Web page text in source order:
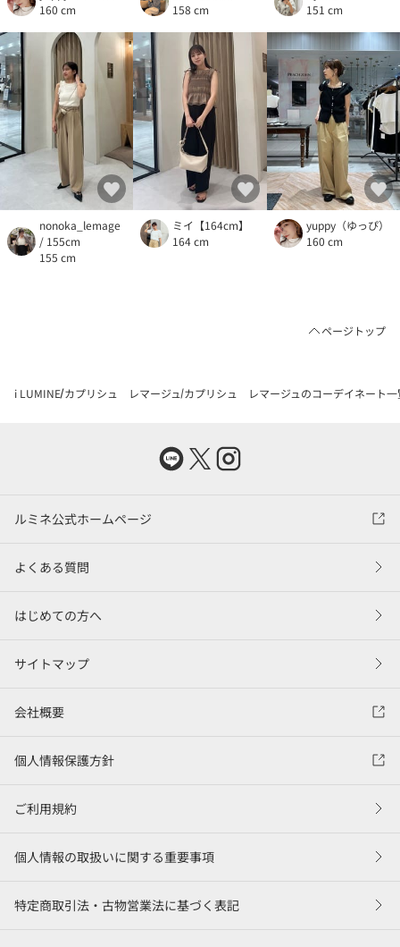
160 cm
158 cm
151 cm
nonoka_lemage
/ 155cm
155 cm
ミイ【164cm】
164 cm
yuppy（ゆっぴ）
160 cm
ページトップ
i LUMINE カプリシュ レマージュ カプリシュ レマージュのコーデイネート一
ルミネ公式ホームページ
よくある質問
はじめての方へ
サイトマップ
会社概要
個人情報保護方針
ご利用規約
個人情報の取扱いに関する重要事項
特定商取引法・古物営業法に基づく表記